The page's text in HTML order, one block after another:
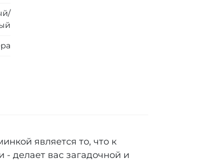
является то, что к
делает вас загадочной и